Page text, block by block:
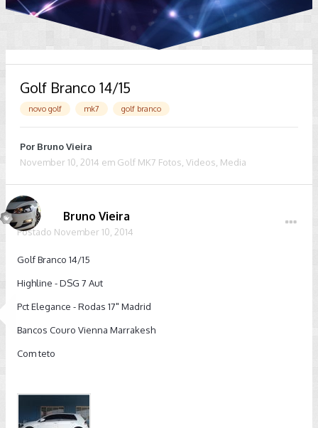
Golf Branco 14/15
novo golf mk7 golf branco
Por Bruno Vieira
November 10, 2014 em Golf MK7 Fotos, Videos, Media
Bruno Vieira
Postado November 10, 2014
Golf Branco 14/15
Highline - DSG 7 Aut
Pct Elegance - Rodas 17" Madrid
Bancos Couro Vienna Marrakesh
Com teto